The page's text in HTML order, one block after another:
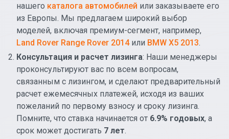
нашего каталога автомобилей или заказываете его
из Европы. Мы предлагаем широкий выбор
моделей, включая премиум-сегмент, например,
Land Rover Range Rover 2014или BMW X5 2013.
Консультация и расчет лизинга: Наши менеджеры
проконсультируют вас по всем вопросам,
связанным с лизингом, и сделают предварительный
расчет ежемесячных платежей, исходя из ваших
пожеланий по первому взносу и сроку лизинга.
Помните, что ставка начинается от 6.9% годовых, а
срок может достигать 7 лет.